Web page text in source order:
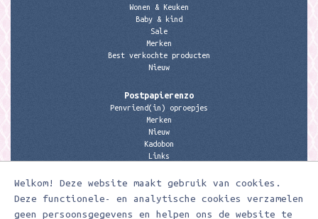
Welkom! Deze website maakt gebruik van cookies.
Deze functionele- en analytische cookies verzamelen
geen persoonsgegevens en helpen ons de website te
Wonen & Keuken
Baby & kind
Sale
Merken
Best verkochte producten
Nieuw
Postpapierenzo
Penvriend(in) oproepjes
Merken
Nieuw
Kadobon
Links
Contactgegevens
Meerleuks
anita@meerleuks.nl